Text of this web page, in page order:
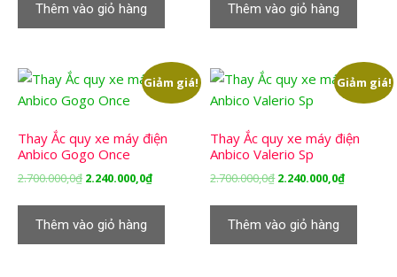
2.700.000,0₫.
2.240.000,0₫.
Thêm vào giỏ hàng
2.700.000,0₫.
Thêm vào giỏ hàng
Giảm giá!
Thay Ắc quy xe máy điện
Anbico Gogo Once
2.700.000,0₫ Giá
2.700.000,0₫.
2.240.000,0₫Giá
2.240.000,0₫.
Thêm vào giỏ hàng
Giảm giá!
Thay Ắc quy xe máy điện
Anbico Valerio Sp
2.700.000,0₫ Giá
2.700.000,0₫.
2.240.000,0₫Giá
Thêm vào giỏ hàng